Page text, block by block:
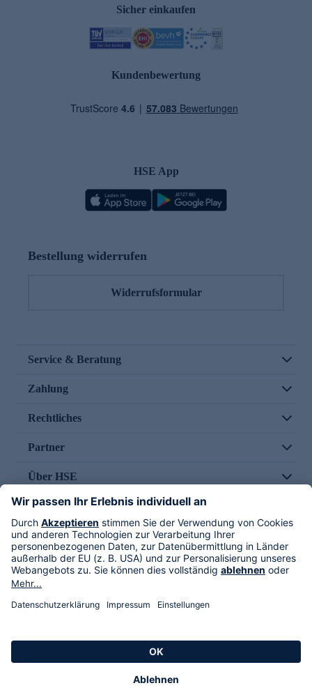
Sicher einkaufen
Kundenbewertung
HSE App
Bestellung widerrufen
Widerrufsformular
Service & Beratung
Zahlung
Rechtliches
Partner
Über HSE
Im TV
HSE International